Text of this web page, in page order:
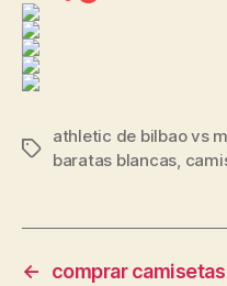
Etiquetas
athletic de bilbao vs
baratas blancas,
←
comprar